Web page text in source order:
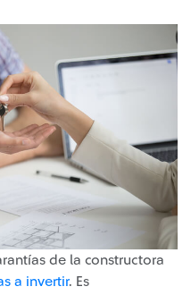
de la constructora
a invertir. Es